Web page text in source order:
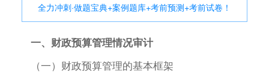
全力冲刺·做题宝典+案例题库+考前预测+考前试卷！
一、财政预算管理情况审计
（一）财政预算管理的基本框架